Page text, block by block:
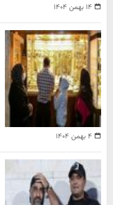
۱۴ بهمن ۱۴۰۴
۴ بهمن ۱۴۰۴